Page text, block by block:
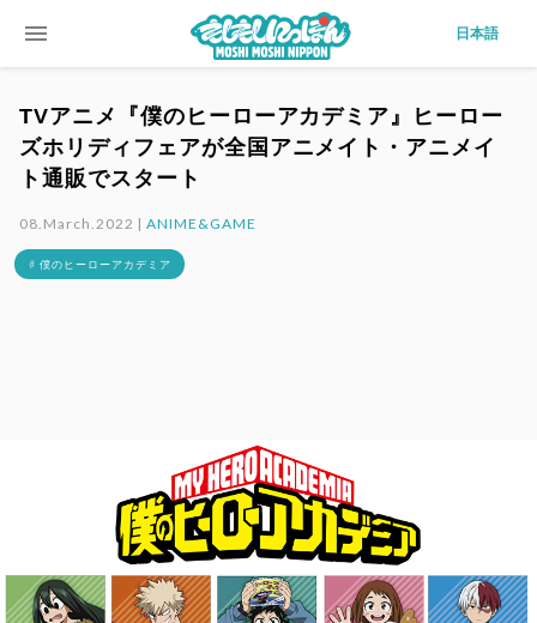
menu 日本語
TVアニメ『僕のヒーローアカデミア』ヒーロー
ズホリディフェアが全国アニメイト・アニメイ
ト通販でスタート
08.March.2022 |ANIME&GAME
# 僕のヒーローアカデミア